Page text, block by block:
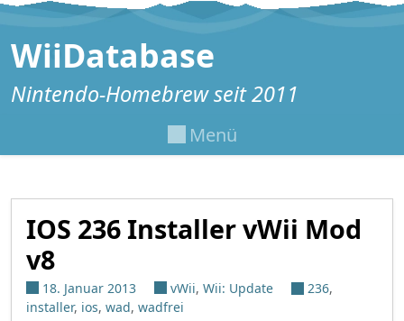
Zum Inhalt springen
WiiDatabase
Nintendo-Homebrew seit 2011
Menü
IOS 236 Installer vWii Mod
v8
18. Januar 2013 vWii, Wii: Update 236,
installer, ios, wad, wadfrei